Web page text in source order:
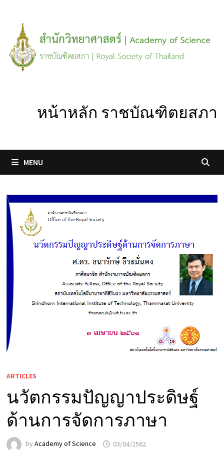
content
หน้าหลัก ราชบัณฑิตยสภา
MENU
ARTICLES
นวัตกรรมปัญญาประดิษฐ์
ด้านการจัดการภาษา
by Academy of Science 03/04/2562